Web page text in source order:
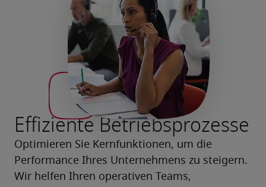
Effiziente Betriebsprozesse
Optimieren Sie Kernfunktionen, um die
Performance Ihres Unternehmens zu steigern.
Wir helfen Ihren operativen Teams,